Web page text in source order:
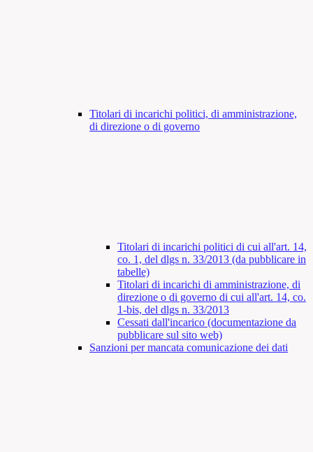
Titolari di incarichi politici, di amministrazione,
di direzione o di governo
Titolari di incarichi politici di cui all'art. 14,
co. 1, del dlgs n. 33/2013 (da pubblicare in
tabelle)
Titolari di incarichi di amministrazione, di
direzione o di governo di cui all'art. 14, co.
1-bis, del dlgs n. 33/2013
Cessati dall'incarico (documentazione da
pubblicare sul sito web)
Sanzioni per mancata comunicazione dei dati